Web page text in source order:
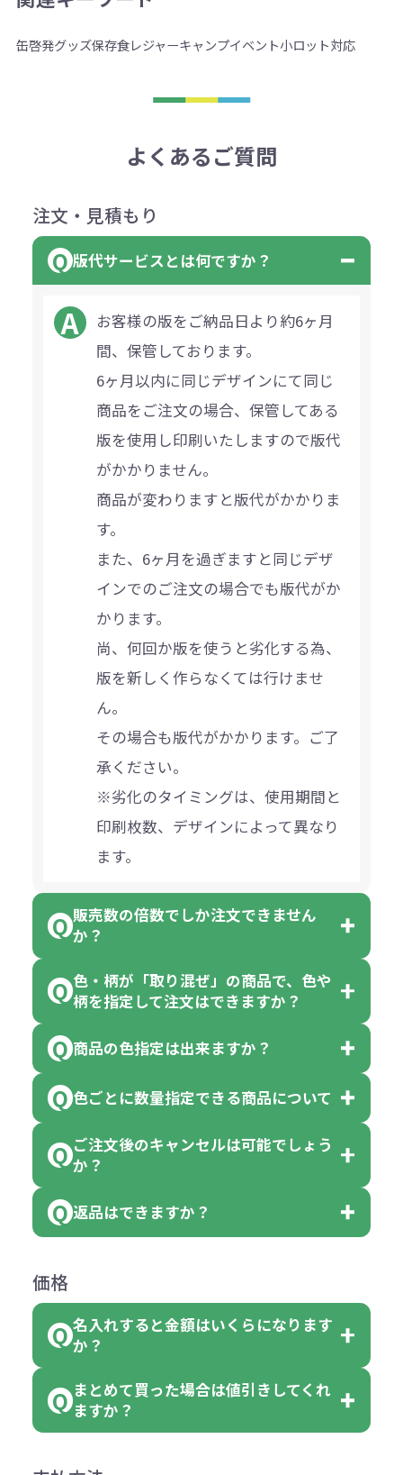
缶啓発グッズ保存食レジャーキャンプイベント小ロット対応
よくあるご質問
注文・見積もり
版代サービスとは何ですか？
お客様の版をご納品日より約6ヶ月
間、保管しております。
6ヶ月以内に同じデザインにて同じ
商品をご注文の場合、保管してある
版を使用し印刷いたしますので版代
がかかりません。
商品が変わりますと版代がかかりま
す。
また、6ヶ月を過ぎますと同じデザ
インでのご注文の場合でも版代がか
かります。
尚、何回か版を使うと劣化する為、
版を新しく作らなくては行けませ
ん。
その場合も版代がかかります。ご了
承ください。
※劣化のタイミングは、使用期間と
印刷枚数、デザインによって異なり
ます。
販売数の倍数でしか注文できません
か？
一部商品（※）を除き、注文可能数
です。
個、20個と10個単位でのご注文とな
ります。
【例】注文可能数が100個の場合
は、100個以上でしたら、何個でも
可能です。
色・柄が「取り混ぜ」の商品で、色や
柄を指定して注文はできますか？
「色・柄 取り混ぜ」のラベルがつい
ている商品は、色指定不可となって
ん。
但し、ロゴなど名入れ印刷をされる
商品の色指定は出来ますか？
色指定できる商品もございますが商
品の詳細に「色・柄 取り混ぜ」のラ
ベルや商品画像に「〇色取混ぜ」な
れ等分で100個ずつ入って参ります。
（割り切れない場合は数個単位で前
色指定できる商品に付きましては商
品詳細の購入の所で色が選べるよう
になっております。
色ごとに数量指定できる商品について
「選べる本体色」のラベルが付いて
す。
い。
例えば…
クエアトート」を300個注文した場
ご注文後のキャンセルは可能でしょう
か？
お客様都合でのキャンセルは、制作
がございます。
ご注文の際は、十分にご確認・ご検
返品はできますか？
めご了承ください。
ただし下記の場合は承っております
●初期不良または不良品（破損、故
障）の場合
価格
名入れすると金額はいくらになります
か？
名入れありの場合の代金の計算方法
は下記の通りです。
まとめて買った場合は値引きしてくれ
ますか？
商品によりますが、お見積もりさせ